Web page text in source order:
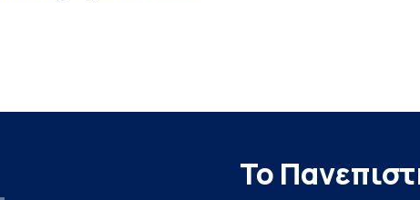
Το